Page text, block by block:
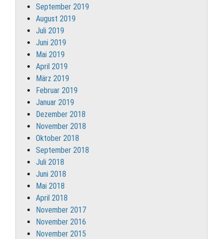
September 2019
August 2019
Juli 2019
Juni 2019
Mai 2019
April 2019
März 2019
Februar 2019
Januar 2019
Dezember 2018
November 2018
Oktober 2018
September 2018
Juli 2018
Juni 2018
Mai 2018
April 2018
November 2017
November 2016
November 2015